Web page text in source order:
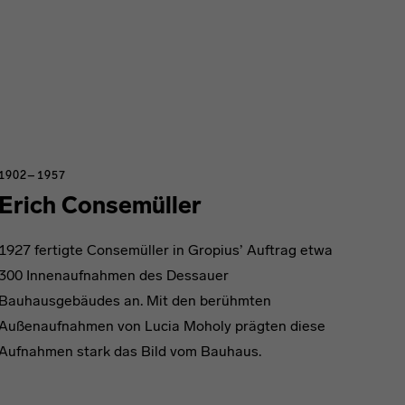
Erich Consemüller
1902–1957
1927 fertigte Consemüller in Gropius’ Auftrag etwa
Innenaufnahmen des Dessauer
Bauhausgebäudes an. Mit den berühmten
von Lucia Moholy prägten diese
stark das Bild vom Bauhaus.